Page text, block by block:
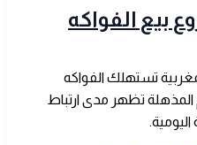
بيع الفواكه
المغربية تستهلك الفواكه
المذهلة تظهر مدى ارتباط